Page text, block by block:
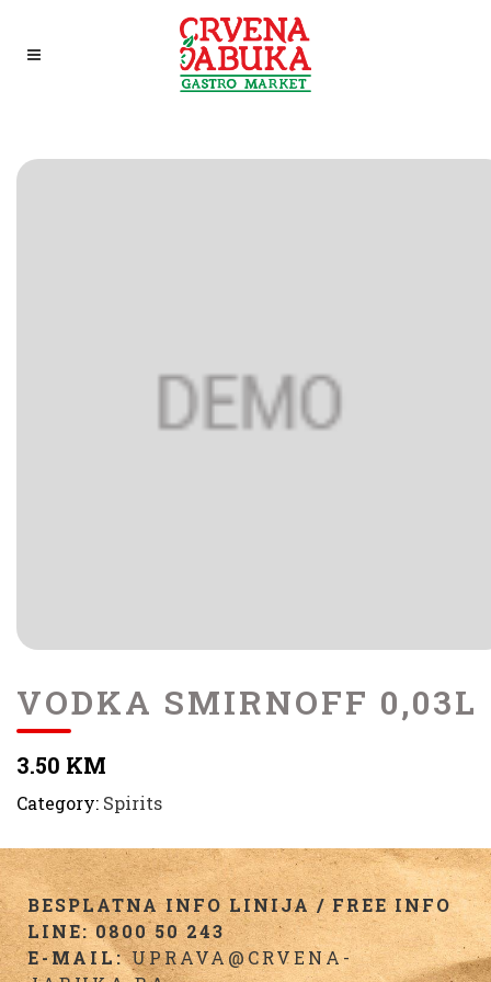
VODKA SMIRNOFF 0,03L
3.50 KM
Category: Spirits
BESPLATNA INFO LINIJA / FREE INFO
LINE: 0800 50 243
E-MAIL:UPRAVA@CRVENA-